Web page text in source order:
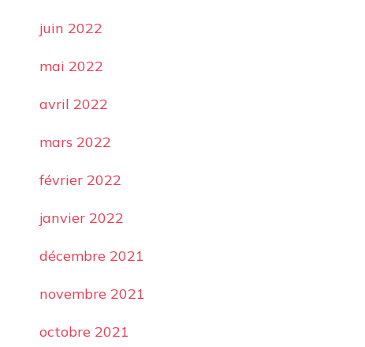
juin 2022
mai 2022
avril 2022
mars 2022
février 2022
janvier 2022
décembre 2021
novembre 2021
octobre 2021